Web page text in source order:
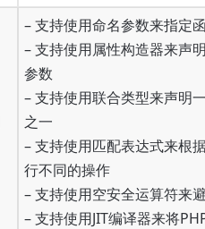
– 支持使用命名参数来指定
– 支持使用属性构造器来声
参数
– 支持使用联合类型来声明
之一
– 支持使用匹配表达式来根
行不同的操作
– 支持使用空安全运算符来
– 支持使用JIT编译器来将